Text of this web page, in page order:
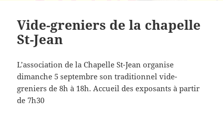
Vide-greniers de la chapelle
St-Jean
L’association de la Chapelle St-Jean organise
dimanche 5 septembre son traditionnel vide-
greniers de 8h à 18h. Accueil des exposants à partir
de 7h30